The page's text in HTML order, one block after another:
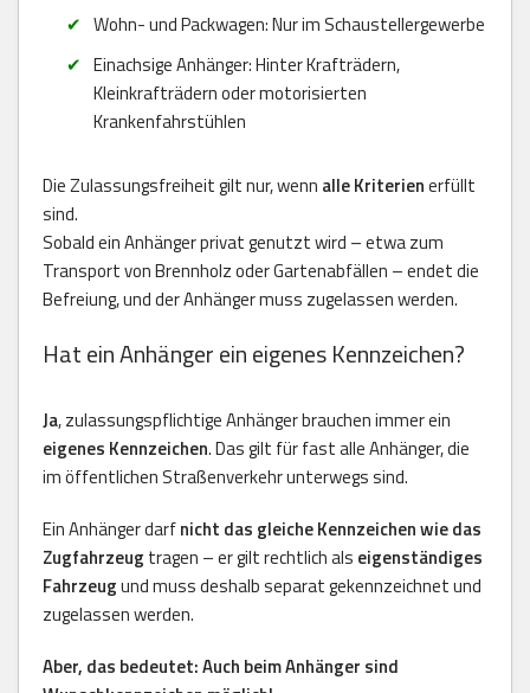
Wohn- und Packwagen: Nur im Schaustellergewerbe
Einachsige Anhänger: Hinter Krafträdern,
Kleinkrafträdern oder motorisierten
Krankenfahrstühlen
Die Zulassungsfreiheit gilt nur, wenn alle Kriterienerfüllt
sind.
Sobald ein Anhänger privat genutzt wird – etwa zum
Transport von Brennholz oder Gartenabfällen – endet die
Befreiung, und der Anhänger muss zugelassen werden.
Hat ein Anhänger ein eigenes Kennzeichen?
Ja, zulassungspflichtige Anhänger brauchen immer ein
eigenes Kennzeichen. Das gilt für fast alle Anhänger, die
im öffentlichen Straßenverkehr unterwegs sind.
Ein Anhänger darfnicht das gleiche Kennzeichen wie das
Zugfahrzeug tragen – er gilt rechtlich als eigenständiges
Fahrzeugund muss deshalb separat gekennzeichnet und
zugelassen werden.
Aber, das bedeutet: Auch beim Anhänger sind